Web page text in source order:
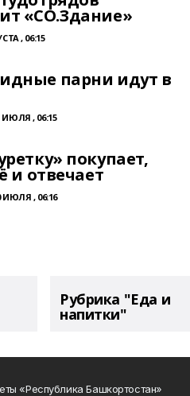
«СО.Здание»
, 06:15
парни идут в
ИЮЛЯ , 06:15
покупает,
и отвечает
ИЮЛЯ , 06:16
Рубрика "Еда и
напитки"
«Республика Башкортостан»